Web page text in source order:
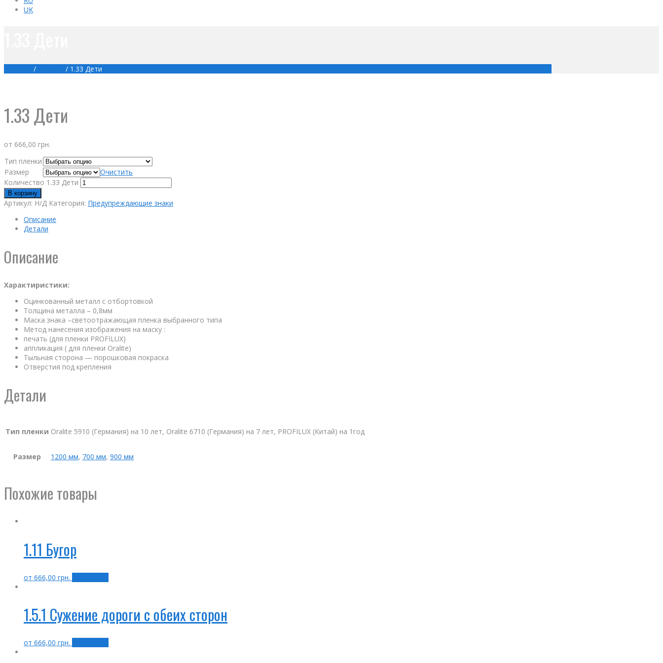
UK
/ / 1.33 Дети
1.33 Дети
от 666,00 грн.
Тип пленки
Размер
Очистить
Количество 1.33 Дети
В корзину
Артикул: Н/Д Категория: Предупреждающие знаки
Описание
Детали
Описание
Характиристики:
Оцинкованный металл с отбортовкой
Толщина металла – 0,8мм
Маска знака –светоотражающая пленка выбранного типа
Метод нанесения изображения на маску :
печать (для пленки PROFILUX)
аппликация ( для пленки Oralite)
Тыльная сторона — порошковая покраска
Отверстия под крепления
Детали
Тип пленки Oralite 5910 (Германия) на 10 лет, Oralite 6710 (Германия) на 7 лет, PROFILUX (Китай) на 1год
Размер 1200 мм, 700 мм, 900 мм
Похожие товары
1.11 Бугор
от 666,00 грн.
1.5.1 Сужение дороги с обеих сторон
от 666,00 грн.